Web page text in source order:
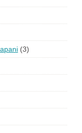
(3)